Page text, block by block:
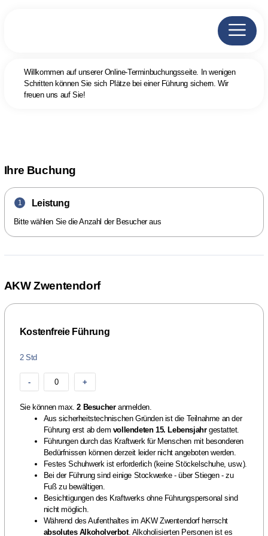
Willkommen auf unserer Online-Terminbuchungsseite. In wenigen
Schritten können Sie sich Plätze bei einer Führung sichern. Wir
freuen uns auf Sie!
AKW Zwentendorf
Kostenfreie Führung
2 Std
- 0 +
Sie können max.2 Besucheranmelden.
Aus sicherheitstechnischen Gründen ist die Teilnahme an der
Führung erst ab dem vollendeten 15. Lebensjahrgestattet.
Führungen durch das Kraftwerk für Menschen mit besonderen
Bedürfnissen können derzeit leider nicht angeboten werden.
Festes Schuhwerk ist erforderlich (keine Stöckelschuhe, usw.).
Bei der Führung sind einige Stockwerke - über Stiegen - zu
Fuß zu bewältigen.
Besichtigungen des Kraftwerks ohne Führungspersonal sind
nicht möglich.
Während des Aufenthaltes im AKW Zwentendorf herrscht
absolutes Alkoholverbot. Alkoholisierten Personen ist es
Ihre Buchung
1 Leistung
Bitte wählen Sie die Anzahl der Besucher aus